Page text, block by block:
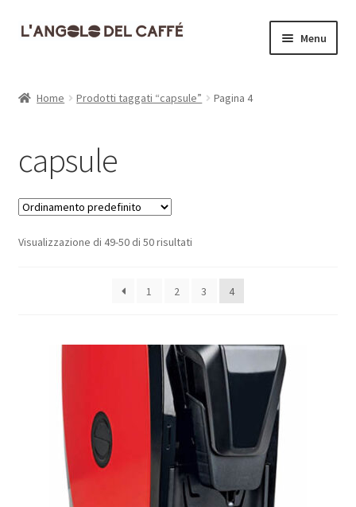
Vai
Vai
Menu
Cassa
Contatti
Dove siamo
Home Prodotti taggati “capsule” Pagina 4
capsule
Visualizzazione di 49-50 di 50 risultati
1 2 3 4